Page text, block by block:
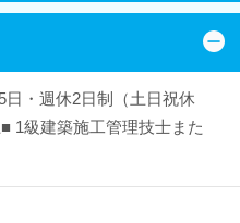
日・週休2日制（土日祝休
1級建築施工管理技士また